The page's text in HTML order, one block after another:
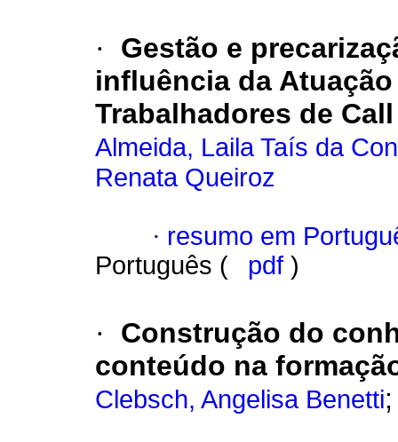
·
Gestão e
influência da
Trabalhadores de
Almeida, Laila Taís da
Renata Queiroz
· resumo em
Português (
pdf )
·
Construção do
conteúdo na
Clebsch, Angelisa Benetti